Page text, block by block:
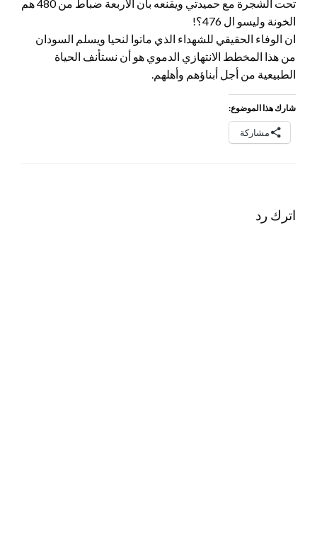
تحت الشجرة مع حميدتي ويقنعه بأن الأربعة ضباط من 480 هم
الخونة وليسو ال 476؟!
ان الوفاء الحقيقي للشهداء الذي ماتوا لنحيا ويسلم السودان
من هذا المخطط الانتهازي الدموي هو أن نستأنف الحياة
الطبيعية من أجل أبناؤهم وأهلهم.
شارك هذا الموضوع:
مشاركة
اترك رد